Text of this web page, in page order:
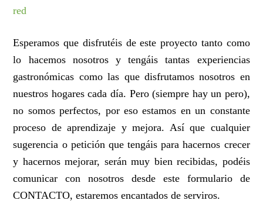
red
Esperamos que disfrutéis de este proyecto tanto como
lo hacemos nosotros y tengáis tantas experiencias
gastronómicas como las que disfrutamos nosotros en
nuestros hogares cada día. Pero (siempre hay un pero),
no somos perfectos, por eso estamos en un constante
proceso de aprendizaje y mejora. Así que cualquier
sugerencia o petición que tengáis para hacernos crecer
y hacernos mejorar, serán muy bien recibidas, podéis
comunicar con nosotros desde este formulario de
CONTACTO, estaremos encantados de serviros.